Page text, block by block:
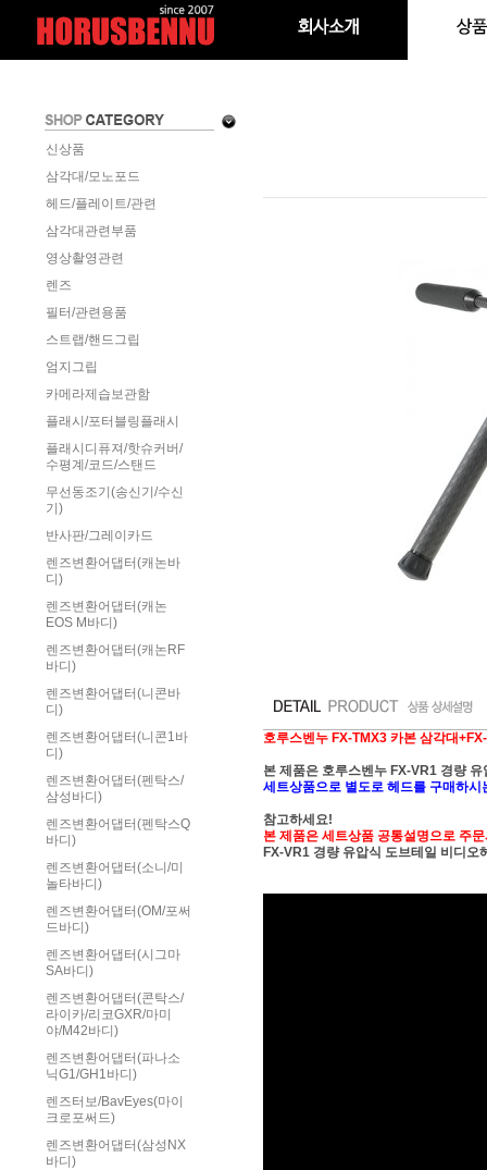
신상품
삼각대/모노포드
헤드/플레이트/관련
삼각대관련부품
영상촬영관련
렌즈
필터/관련용품
스트랩/핸드그립
엄지그립
카메라제습보관함
플래시/포터블링플래시
플래시디퓨져/핫슈커버/
수평계/코드/스탠드
무선동조기(송신기/수신
기)
반사판/그레이카드
렌즈변환어댑터(캐논바
디)
렌즈변환어댑터(캐논
EOS M바디)
렌즈변환어댑터(캐논RF
바디)
렌즈변환어댑터(니콘바
디)
렌즈변환어댑터(니콘1바
디)
렌즈변환어댑터(펜탁스/
삼성바디)
렌즈변환어댑터(펜탁스Q
바디)
렌즈변환어댑터(소니/미
놀타바디)
렌즈변환어댑터(OM/포써
드바디)
렌즈변환어댑터(시그마
SA바디)
렌즈변환어댑터(콘탁스/
라이카/리코GXR/마미
야/M42바디)
렌즈변환어댑터(파나소
닉G1/GH1바디)
렌즈터보/BavEyes(마이
크로포써드)
렌즈변환어댑터(삼성NX
바디)
호루스벤누 FX-TMX3 카본 삼각대
본 제품은 호루스벤누 FX-VR1 경량
세트상품으로 별도로 헤드를 구매하
참고하세요!
본 제품은 세트상품 공통설명으로 주
FX-VR1 경량 유압식 도브테일 비디오